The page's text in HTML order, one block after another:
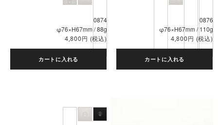
0874
φ76×H67mm / 88g
4,800円 (税込)
カートに入れる
0876
φ76×H67mm / 110g
4,800円 (税込)
カートに入れる